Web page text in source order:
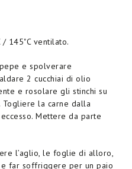
145˚C ventilato.
e spolverare
2 cucchiai di olio
e rosolare gli stinchi su
la carne dalla
Mettere da parte
l’aglio, le foglie di alloro,
far soffriggere per un paio